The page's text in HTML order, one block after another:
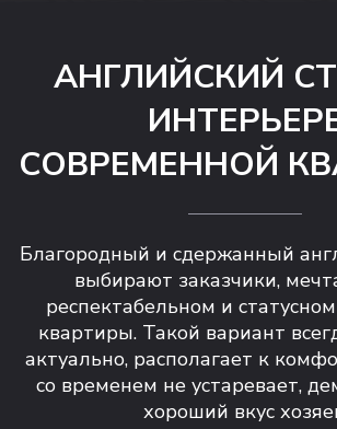
АНГЛИЙСКИЙ
СОВРЕМЕННОЙ
Благородный и сдержанный
выбирают заказчики,
респектабельном и
квартиры. Такой вариант
актуально, располагает к
со временем не устаревает,
хороший вкус